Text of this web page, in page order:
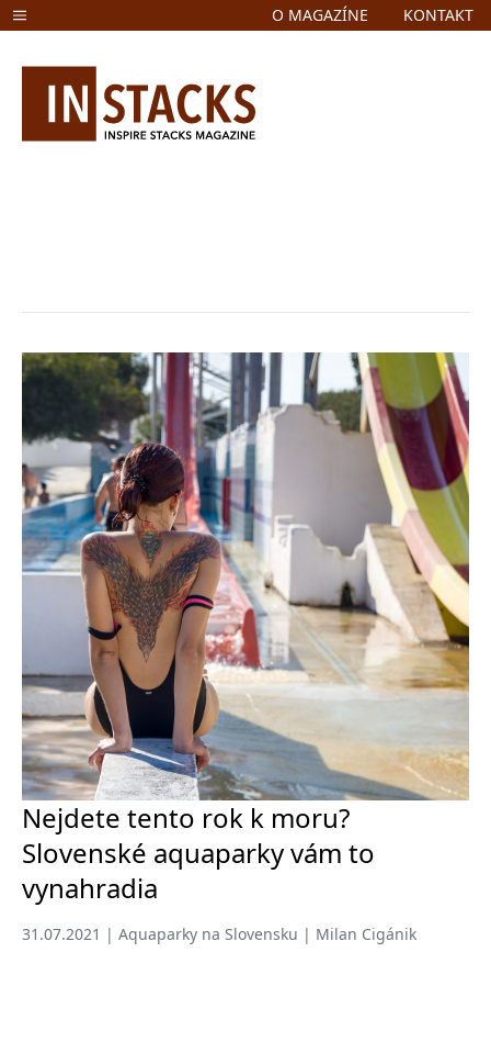
O MAGAZÍNE KONTAKT
Nejdete tento rok k moru?
Slovenské aquaparky vám to
vynahradia
31.07.2021 | Aquaparky na Slovensku | Milan Cigánik